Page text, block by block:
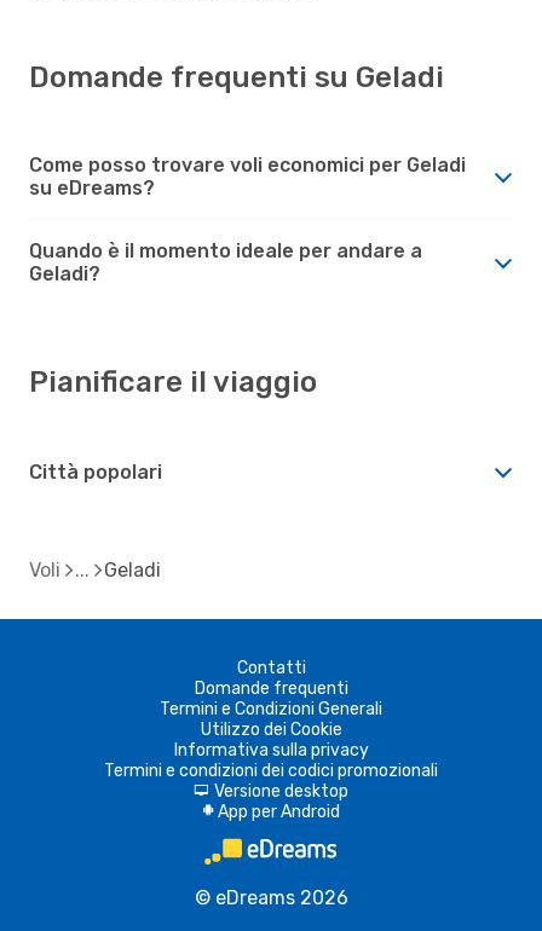
Domande frequenti su Geladi
Come posso trovare voli economici per Geladi
su eDreams?
Quando è il momento ideale per andare a
Geladi?
Pianificare il viaggio
Città popolari
Voli Geladi
Contatti
Domande frequenti
Termini e Condizioni Generali
Utilizzo dei Cookie
Informativa sulla privacy
Termini e condizioni dei codici promozionali
d Versione desktop
A App per Android
© eDreams 2026